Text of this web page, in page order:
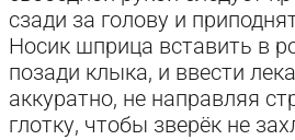
сзади за голову и
Носик шприца вставить в
позади клыка, и ввести
аккуратно, не направляя
глотку, чтобы зверёк не